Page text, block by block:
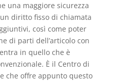
una maggiore sicurezza
diritto fisso di chiamata
così come poter
di parti dell’articolo con
in quello che è
È il Centro di
che offre appunto questo